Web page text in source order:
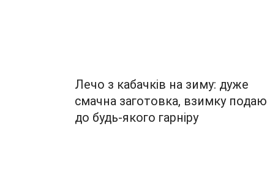
Лечо з кабачків на зиму: дуже
смачна заготовка, взимку подаю
до будь-якого гарніру